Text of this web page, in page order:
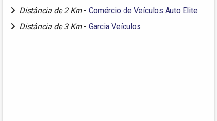
Distância de 2 Km - Comércio de Veículos Auto Elite
Distância de 3 Km - Garcia Veículos